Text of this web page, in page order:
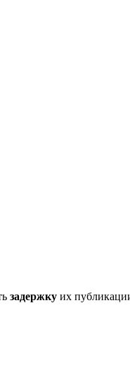
задержку их